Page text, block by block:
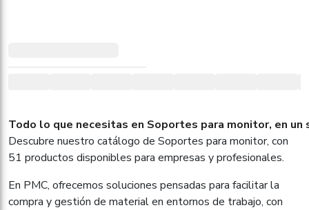
Todo lo que necesitas en Soportes para monitor, en un
Descubre nuestro catálogo de Soportes para monitor, con
51 productos disponibles para empresas y profesionales.
En PMC, ofrecemos soluciones pensadas para facilitar la
compra y gestión de material en entornos de trabajo, con